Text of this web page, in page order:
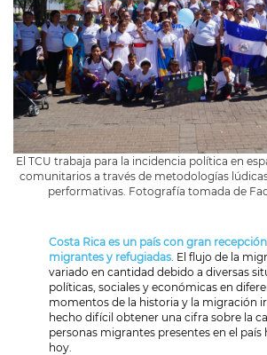
El TCU trabaja para la incidencia política en
comunitarios a través de metodologías
performativas. Fotografía tomada de
Costa Rica es un país con gran
migrantes y refugiadas . El flujo de la
variado en cantidad debido a diversas
políticas, sociales y económicas en
momentos de la historia y la migración
hecho difícil obtener una cifra sobre la
personas migrantes presentes en el país
hoy.